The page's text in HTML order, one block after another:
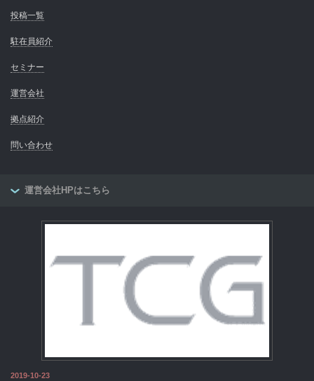
投稿一覧
駐在員紹介
セミナー
運営会社
拠点紹介
問い合わせ
運営会社HPはこちら
2019-10-23